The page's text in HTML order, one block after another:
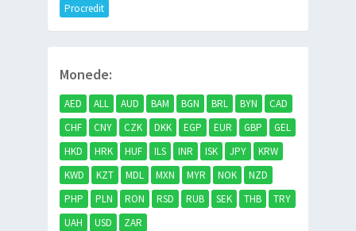
Procredit
Monede:
AED ALL AUD BAM BGN BRL BYN
CAD
CHF
CNY CZK DKK EGP EUR GBP
GEL
HKD
HRK HUF ILS INR ISK JPY
KRW
KWD
KZT MDL MXN MYR NOK
NZD
PHP
PLN RON RSD RUB SEK THB
TRY
UAH
USD ZAR